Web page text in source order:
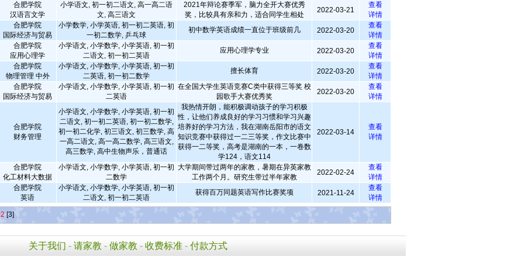
合肥学院
汉语言文学
小学语文, 初一初二语文, 高一高二语
文, 高三语文
2021年辩论赛季军，脑力全开大赛优秀
奖，比较具有亲和力，适合同学生相处
2022-03-21
查看
详情
合肥学院
国际经济与贸易
小学数学, 小学英语, 初一初二英语, 初
一初二数学, 乒乓球
初中数学英语成绩一直位于班级前几 2022-03-20
查看
详情
合肥学院
应用心理学
小学语文, 小学数学, 小学英语, 初一初
二语文, 初一初二英语
应用心理学专业 2022-03-20
查看
详情
合肥学院
物理管理 中外
小学语文, 小学数学, 小学英语, 初一初
二英语, 初一初二数学
擅长体育 2022-03-20
查看
详情
合肥学院
国际经济与贸易
小学语文, 小学数学, 小学英语, 初一初
二英语
在全国大学生英语竞赛C类中获得三等奖 校
园歌手大赛优秀奖
2022-03-20
查看
详情
合肥学院
财务管理
小学语文, 小学数学, 小学英语, 初一初
二语文, 初一初二英语, 初一初二数学,
初一初二化学, 初三语文, 初三数学, 高
一高二语文, 高一高二数学, 高三语文,
高三数学, 高中生物声乐，普通话
我热情开朗，能积极调动孩子的学习积极
性，让他们养成良好的学习习惯和学习兴趣
培养好的学习方法，我在湖南岳阳市的语文
知识竞赛中获得过一二三等奖，作文比赛中
获得一二等奖，高考是湖南的一本，一卷数
学124，语文114
2022-03-14
查看
详情
合肥学院
化工材料大数据
小学语文, 小学数学, 小学英语, 初一初
二数学
大学期间带过两年的家教，暑期在异英家教
工作两个月。研究生带过半年家教
2022-02-24
查看
详情
合肥学院
英语
小学语文, 小学数学, 小学英语, 初一初
二语文, 初一初二英语
获得百万同题英语写作比赛奖项 2021-11-24
查看
详情
2 [3]
关于我们 - 请家教 - 做家教 - 收费标准 - 付款方式